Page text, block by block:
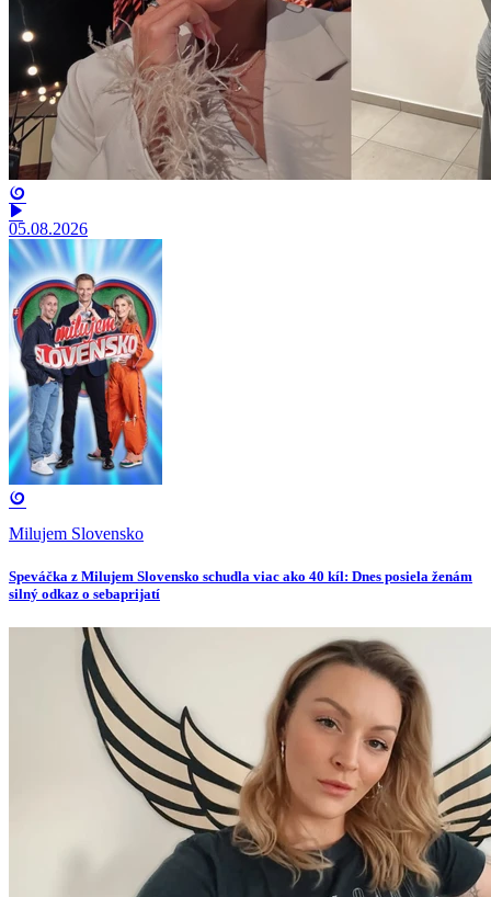
05.08.2026
Milujem Slovensko
Speváčka z Milujem Slovensko schudla viac ako 40 kíl: Dnes posiela ženám
silný odkaz o sebaprijatí